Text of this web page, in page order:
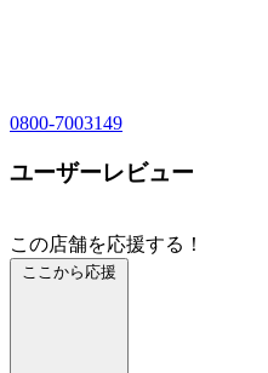
0800-7003149
ユーザーレビュー
この店舗を応援する！
ここから応援